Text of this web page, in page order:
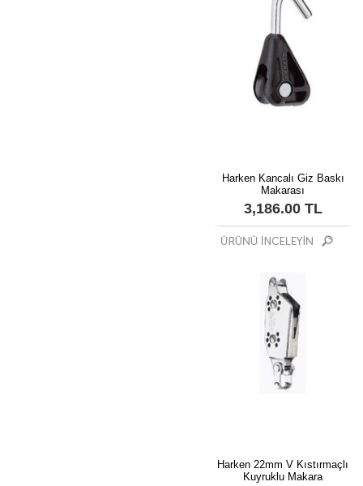
Harken Kancalı Giz Baskı
Makarası
3,186.00 TL
Harken 22mm V Kıstırmaçlı
Kuyruklu Makara